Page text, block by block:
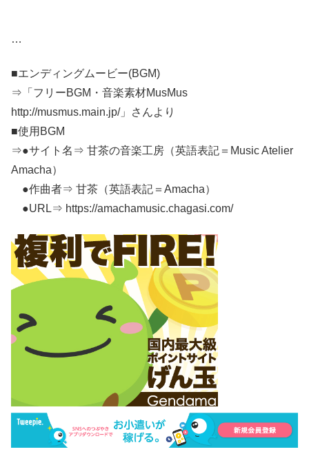
​…
■エンディングムービー(BGM)
⇒「フリーBGM・音楽素材MusMus
http://musmus.main.jp/」さんより​
■使用BGM
⇒●サイト名⇒ 甘茶の音楽工房（英語表記＝Music Atelier
Amacha）
●作曲者⇒ 甘茶（英語表記＝Amacha）
●URL⇒ https://amachamusic.chagasi.com/